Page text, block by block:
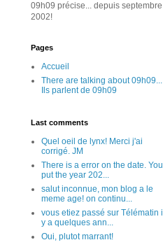
09h09 précise... depuis septembre
2002!
Pages
Accueil
There are talking about 09h09...
Ils parlent de 09h09
Last comments
Quel oeil de lynx! Merci j'ai
corrigé. JM
There is a error on the date. You
put the year 202...
salut inconnue, mon blog a le
meme age! on continu...
vous etiez passé sur Télématin il
y a quelques ann...
Oui, plutot marrant!